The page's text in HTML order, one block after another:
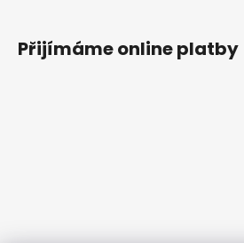
Přijímáme online platby